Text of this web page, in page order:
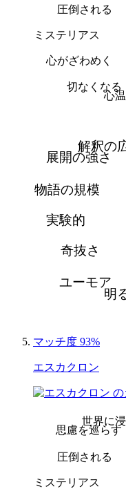
心
切なくなる
心がざわめく
ミステリアス
圧倒される
明
ユーモア
奇抜さ
実験的
物語の規模
展開の強さ
解釈の
マッチ度 93%
エスカクロン
ミステリアス
圧倒される
思慮を巡らす
世界に